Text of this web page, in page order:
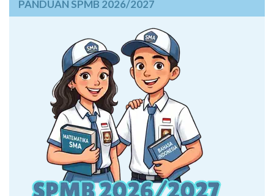
PANDUAN SPMB 2026/2027